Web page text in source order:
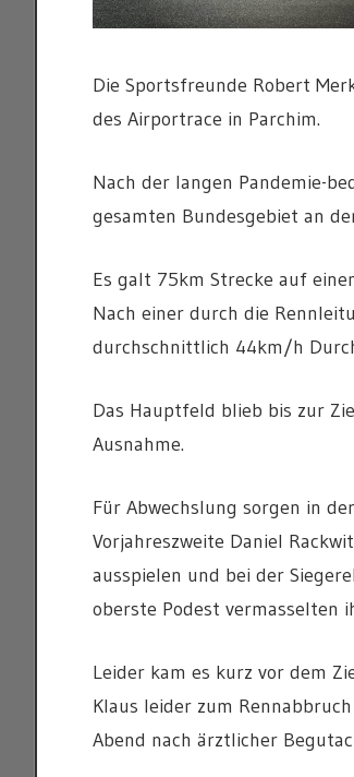
Die Sportsfreunde Robert
des Airportrace in Parchim.
Nach der langen Pandemie-
gesamten Bundesgebiet an
Es galt 75km Strecke auf
Nach einer durch die
durchschnittlich 44km/h
Das Hauptfeld blieb bis zur
Ausnahme.
Für Abwechslung sorgen in
Vorjahreszweite Daniel
ausspielen und bei der
oberste Podest vermasselten
Leider kam es kurz vor dem
Klaus leider zum
Abend nach ärztlicher